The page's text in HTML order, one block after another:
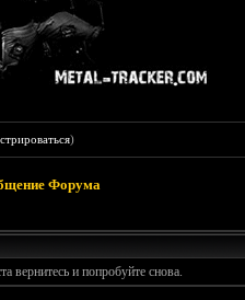
)
Форума
вернитесь и попробуйте снова.